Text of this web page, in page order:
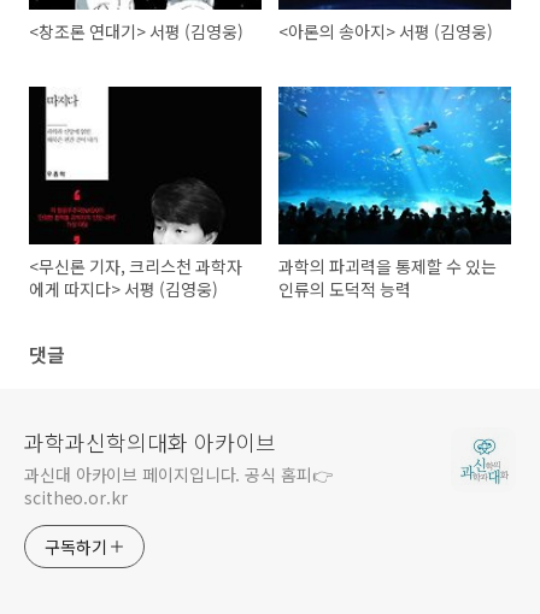
<창조론 연대기> 서평 (김영웅) <아론의 송아지> 서평 (김영웅)
<무신론 기자, 크리스천 과학자
에게 따지다> 서평 (김영웅)
과학의 파괴력을 통제할 수 있는
인류의 도덕적 능력
댓글
과학과신학의대화 아카이브
과신대 아카이브 페이지입니다. 공식 홈피👉
scitheo.or.kr
구독하기